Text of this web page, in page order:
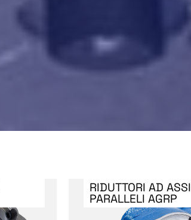
RIDUTTORI AD ASSI
PARALLELI AGRP